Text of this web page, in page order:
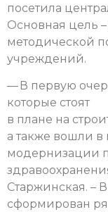
посетила
Основная цель
методической
учреждений.
— В первую
которые стоят
в плане на
а также вошли
модернизации
Старжинская. –
сформирован